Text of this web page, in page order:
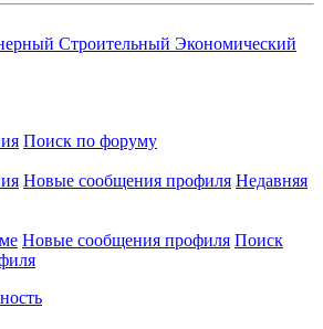
Поиск по форуму
Новые сообщения профиля Недавняя
Новые сообщения профиля Поиск